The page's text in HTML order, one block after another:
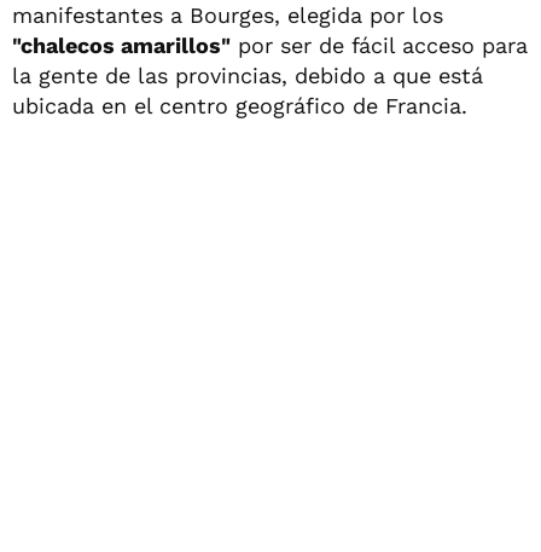
manifestantes a Bourges, elegida por los
"chalecos amarillos" por ser de fácil acceso para
la gente de las provincias, debido a que está
ubicada en el centro geográfico de Francia.